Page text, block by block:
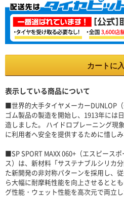
カートに
表示している商品について
■世界的大手タイヤメーカーDUNLOP
ゴム製品の製造を開始し、1913年には
造しました。 ハイドロプレーニング現
に利用者へ安全を提供するために惜し
■SP SPORT MAXX 060+（エスピース
ス）は、新材料「サステナブルシリカ
た新開発の非対称パターンを採用し、
ら大幅に耐摩耗性能を向上させるとと
グ性能・ウェット性能を高次元で両立